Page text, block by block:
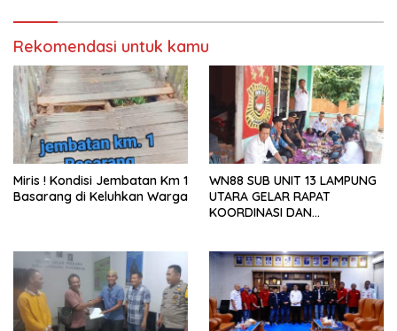
Rekomendasi untuk kamu
Miris ! Kondisi Jembatan Km 1
Basarang di Keluhkan Warga
WN88 SUB UNIT 13 LAMPUNG
UTARA GELAR RAPAT
KOORDINASI DAN